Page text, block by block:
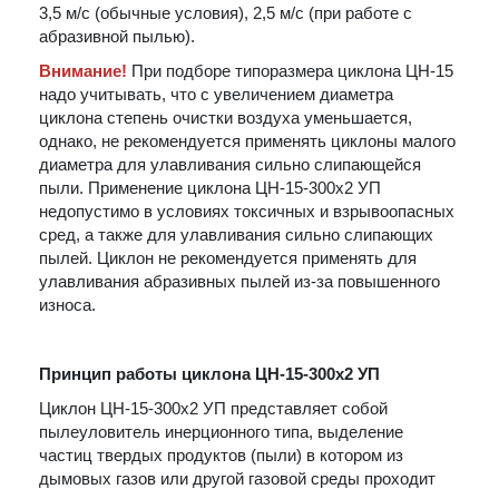
3,5 м/с (обычные условия), 2,5 м/с (при работе с
абразивной пылью).
Внимание! При подборе типоразмера циклона ЦН-15
надо учитывать, что с увеличением диаметра
циклона степень очистки воздуха уменьшается,
однако, не рекомендуется применять циклоны малого
диаметра для улавливания сильно слипающейся
пыли. Применение циклона ЦН-15-300х2 УП
недопустимо в условиях токсичных и взрывоопасных
сред, а также для улавливания сильно слипающих
пылей. Циклон не рекомендуется применять для
улавливания абразивных пылей из-за повышенного
износа.
Принцип работы циклона ЦН-15-300х2 УП
Циклон ЦН-15-300х2 УП представляет собой
пылеуловитель инерционного типа, выделение
частиц твердых продуктов (пыли) в котором из
дымовых газов или другой газовой среды проходит